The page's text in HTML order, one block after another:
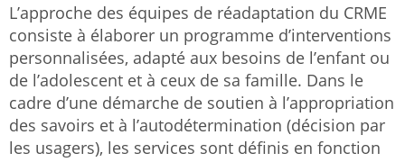
L’approche des équipes de réadaptation du CRME
consiste à élaborer un programme d’interventions
personnalisées, adapté aux besoins de l’enfant ou
de l’adolescent et à ceux de sa famille. Dans le
cadre d’une démarche de soutien à l’appropriation
des savoirs et à l’autodétermination (décision par
les usagers), les services sont définis en fonction